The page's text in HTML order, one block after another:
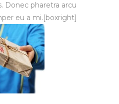
Donec pharetra arcu
eu a mi.[boxright]